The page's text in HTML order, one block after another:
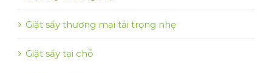
Giặt sấy thương mại tải trọng nhẹ
Giặt sấy tại chỗ